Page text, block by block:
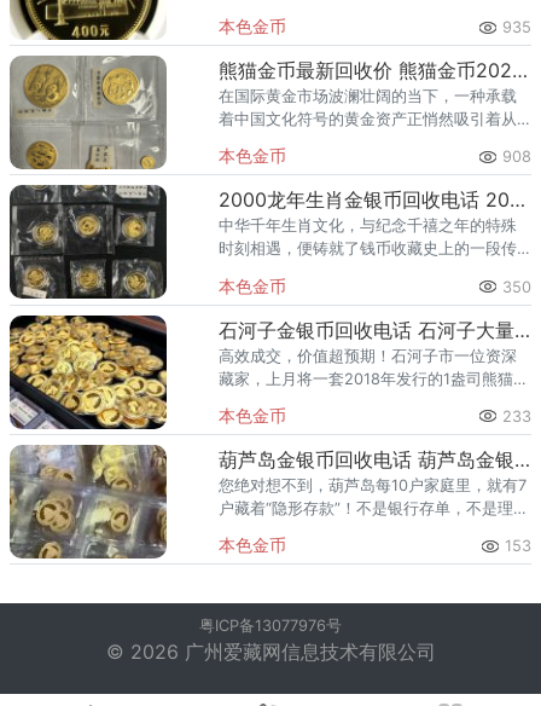
民共和国成立30周年而发行的天安门金币，
更是凭借其珍稀性和独特
本色金币 935
熊猫金币最新回收价 熊猫金币2026回收价格
在国际黄金市场波澜壮阔的当下，一种承载
着中国文化符号的黄金资产正悄然吸引着从
是黄金，更是一张每年更新的“国家名片”——
中国人民银行发行的熊猫金
本色金币 908
2000龙年生肖金银币回收电话 2000龙年生肖金银币回收服务
中华千年生肖文化，与纪念千禧之年的特殊
时刻相遇，便铸就了钱币收藏史上的一段传
着双重祥瑞与时代节点的国家法定货币，自
诞生之日起就注定不凡。它
本色金币 350
石河子金银币回收电话 石河子大量回收金银币
高效成交，价值超预期！石河子市一位资深
藏家，上月将一套2018年发行的1盎司熊猫精
一位客户长期收藏的“第二轮生肖扇形金银
币”全套，经我们专业
本色金币 233
葫芦岛金银币回收电话 葫芦岛金银币回收价格
您绝对想不到，葫芦岛每10户家庭里，就有7
户藏着“隐形存款”！不是银行存单，不是理财
层的金银币——去年连山区张阿姨清理旧
本色金币 153
粤ICP备13077976号
© 2026 广州爱藏网信息技术有限公司